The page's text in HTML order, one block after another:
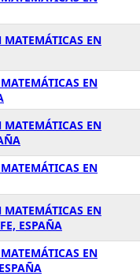
EN
EN
EN
EN
EN
ESPAÑA
EN